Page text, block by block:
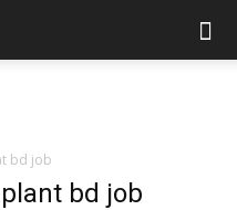
bd job
bd job